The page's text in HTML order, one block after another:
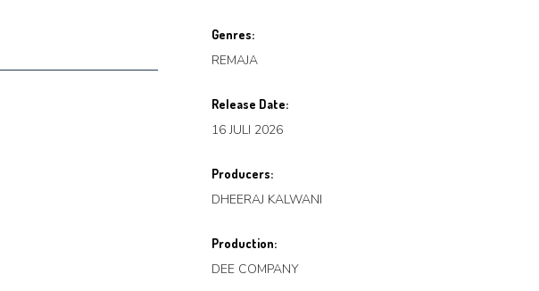
Genres:
REMAJA
Release Date:
16 JULI 2026
Producers:
DHEERAJ KALWANI
Production:
DEE COMPANY